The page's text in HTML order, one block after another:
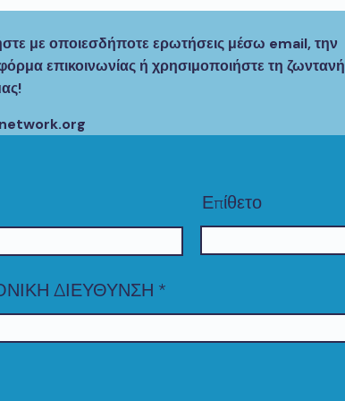
με οποιεσδήποτε ερωτήσεις μέσω email, την
επικοινωνίας ή χρησιμοποιήστε τη ζωντανή
Επίθετο
ΔΙΕΥΘΥΝΣΗ